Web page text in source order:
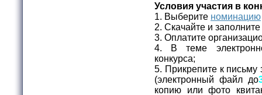
Условия участия в
1. Выберите номинацию
2. Скачайте и заполните
3. Оплатите
4. В теме
конкурса;
5. Прикрепите к письму
(электронный файл до
копию или фото